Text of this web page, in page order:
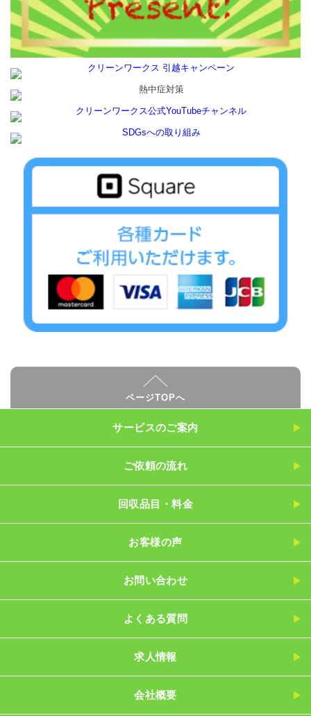
ページTOPへ
サービスのご案内
ご依頼の流れ
回収品目・料金
お客様の声
お問い合わせ
よくある質問
求人情報
会社概要